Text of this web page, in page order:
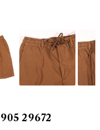
29672